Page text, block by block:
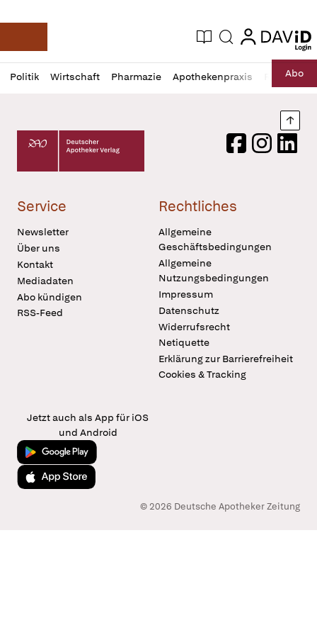
Deutsche Apotheker Zeitung
Aktuelle Ausgabe
Suche login
login
Politik Wirtschaft Pharmazie Apothekenpraxis RechtAbo
Profil
öffnen
Daz
Pur
Deutscher Apotheker Verlag Logo
FacebookInstagram
Service
Newsletter
Über uns
Kontakt
Mediadaten
Abo kündigen
RSS-Feed
Rechtliches
Allgemeine
Geschäftsbedingungen
Allgemeine
Nutzungsbedingungen
Impressum
Datenschutz
Widerrufsrecht
Netiquette
Erklärung zur Barrierefreiheit
Cookies & Tracking
Jetzt auch als App für iOS
und Android
Jetzt bei Google Play
Laden im App Store
© 2026 Deutsche Apotheker Zeitung